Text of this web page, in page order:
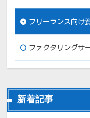
フリーランス向け
ファクタリングサ
新着記事